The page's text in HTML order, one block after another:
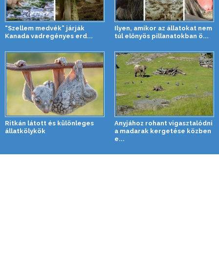
“Szellem medvék” járják
Kanada vadregényes erd...
Ilyen, amikor az állatokat nem
túl előnyös pillanatokban ö...
Ritkán látott és különleges
állatkölykök
Anyjához rohant vigasztalódni
a madarak kergetése közben
e...